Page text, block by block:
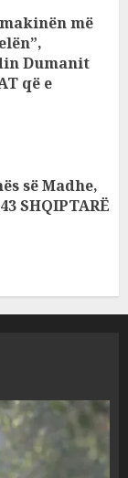
më
Dumanit
që e
së Madhe,
SHQIPTARË